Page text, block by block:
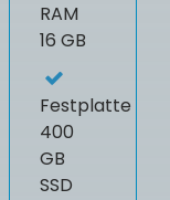
RAM
16 GB
Festplatte
400
GB
SSD